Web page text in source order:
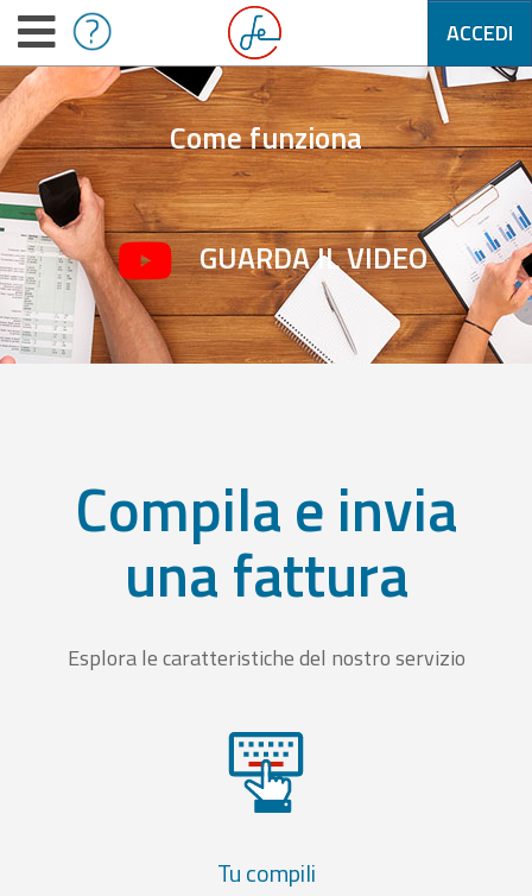
ACCEDI
Come funziona
GUARDA IL VIDEO
Compila e invia
una fattura
Esplora le caratteristiche del nostro servizio
Tu compili